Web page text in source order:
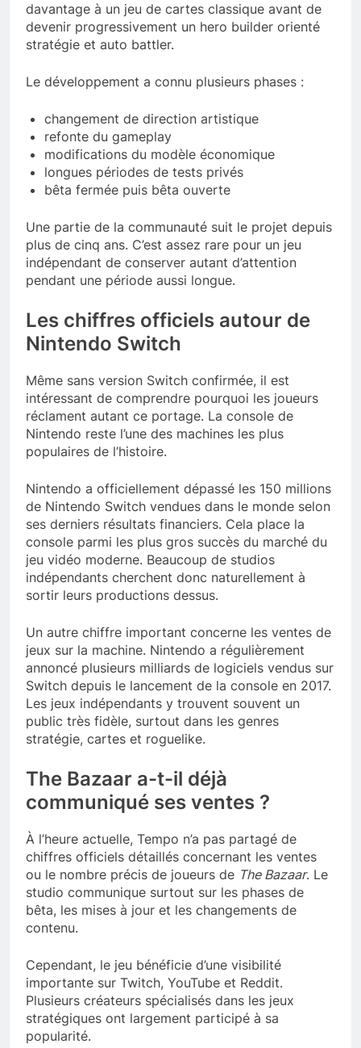
davantage à un jeu de cartes classique avant de
devenir progressivement un hero builder orienté
stratégie et auto battler.
Le développement a connu plusieurs phases :
changement de direction artistique
refonte du gameplay
modifications du modèle économique
longues périodes de tests privés
bêta fermée puis bêta ouverte
Une partie de la communauté suit le projet depuis
plus de cinq ans. C’est assez rare pour un jeu
indépendant de conserver autant d’attention
pendant une période aussi longue.
Les chiffres officiels autour de
Nintendo Switch
Même sans version Switch confirmée, il est
intéressant de comprendre pourquoi les joueurs
réclament autant ce portage. La console de
Nintendo reste l’une des machines les plus
populaires de l’histoire.
Nintendo a officiellement dépassé les 150 millions
de Nintendo Switch vendues dans le monde selon
ses derniers résultats financiers. Cela place la
console parmi les plus gros succès du marché du
jeu vidéo moderne. Beaucoup de studios
indépendants cherchent donc naturellement à
sortir leurs productions dessus.
Un autre chiffre important concerne les ventes de
jeux sur la machine. Nintendo a régulièrement
annoncé plusieurs milliards de logiciels vendus sur
Switch depuis le lancement de la console en 2017.
Les jeux indépendants y trouvent souvent un
public très fidèle, surtout dans les genres
stratégie, cartes et roguelike.
The Bazaar a-t-il déjà
communiqué ses ventes ?
À l’heure actuelle, Tempo n’a pas partagé de
chiffres officiels détaillés concernant les ventes
ou le nombre précis de joueurs de The Bazaar. Le
studio communique surtout sur les phases de
bêta, les mises à jour et les changements de
contenu.
Cependant, le jeu bénéficie d’une visibilité
importante sur Twitch, YouTube et Reddit.
Plusieurs créateurs spécialisés dans les jeux
stratégiques ont largement participé à sa
popularité.